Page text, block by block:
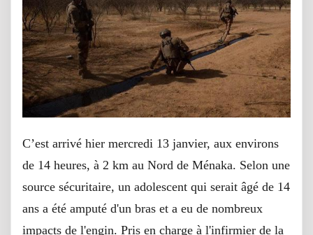
C’est arrivé hier mercredi 13 janvier, aux environs
de 14 heures, à 2 km au Nord de Ménaka. Selon une
source sécuritaire, un adolescent qui serait âgé de 14
ans a été amputé d'un bras et a eu de nombreux
impacts de l'engin. Pris en charge à l'infirmier de la